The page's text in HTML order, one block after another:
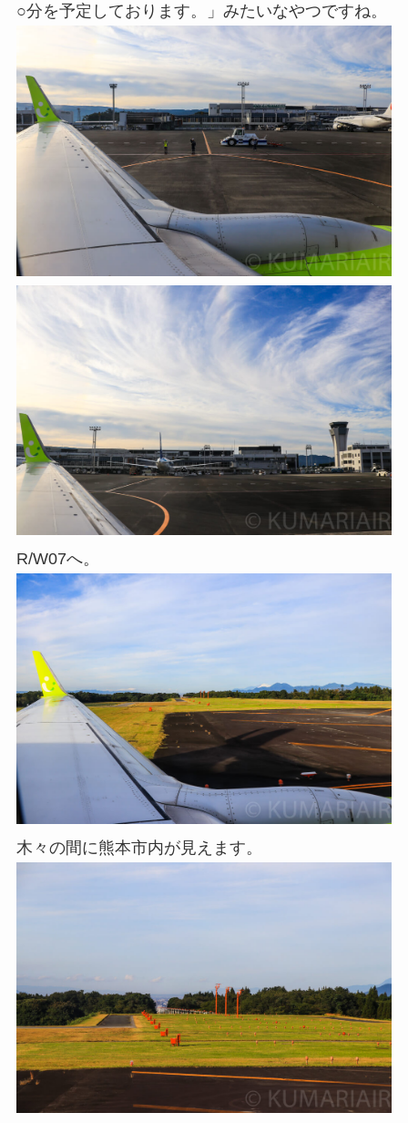
○分を予定しております。」みたいなやつですね。
R/W07へ。
木々の間に熊本市内が見えます。